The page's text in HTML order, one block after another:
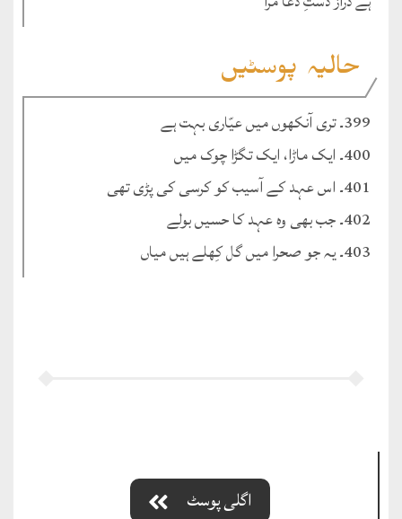
حالیہ پوسٹیں
399۔ تری آنکھوں میں عیّاری بہت ہے
400۔ ایک ماڑا، ایک تگڑا چوک میں
401۔ اس عہد کے آسیب کو کرسی کی پڑی تھی
402۔ جب بھی وہ عہد کا حسیں بولے
403۔ یہ جو صحرا میں گل کِھلے ہیں میاں
اگلی پوسٹ